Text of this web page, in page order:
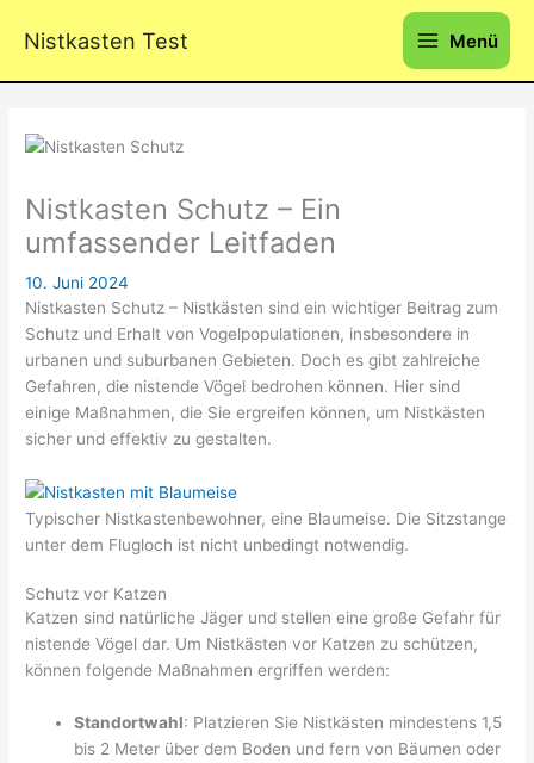
InhaltNistkasten Test Menü
Nistkasten Schutz – Ein
umfassender Leitfaden
10. Juni 2024
Nistkasten Schutz – Nistkästen sind ein wichtiger Beitrag zum
Schutz und Erhalt von Vogelpopulationen, insbesondere in
urbanen und suburbanen Gebieten. Doch es gibt zahlreiche
Gefahren, die nistende Vögel bedrohen können. Hier sind
einige Maßnahmen, die Sie ergreifen können, um Nistkästen
sicher und effektiv zu gestalten.
Typischer Nistkastenbewohner, eine Blaumeise. Die Sitzstange
unter dem Flugloch ist nicht unbedingt notwendig.
Schutz vor Katzen
Katzen sind natürliche Jäger und stellen eine große Gefahr für
nistende Vögel dar. Um Nistkästen vor Katzen zu schützen,
können folgende Maßnahmen ergriffen werden:
Standortwahl: Platzieren Sie Nistkästen mindestens 1,5
bis 2 Meter über dem Boden und fern von Bäumen oder